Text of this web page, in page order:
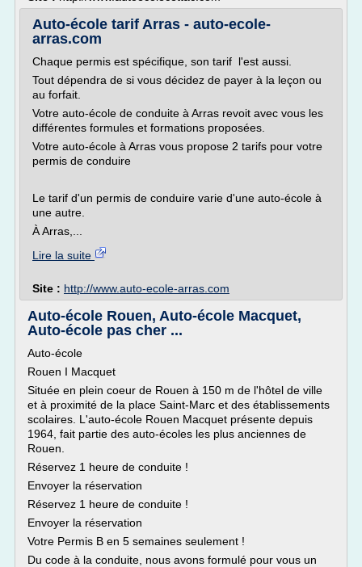
Auto-école tarif Arras - auto-ecole-
arras.com
Chaque permis est spécifique, son tarif l'est aussi.
Tout dépendra de si vous décidez de payer à la leçon ou
au forfait.
Votre auto-école de conduite à Arras revoit avec vous les
différentes formules et formations proposées.
Votre auto-école à Arras vous propose 2 tarifs pour votre
permis de conduire
Le tarif d'un permis de conduire varie d'une auto-école à
une autre.
À Arras,...
Lire la suite
Site : http://www.auto-ecole-arras.com
Auto-école Rouen, Auto-école Macquet,
Auto-école pas cher ...
Auto-école
Rouen I Macquet
Située en plein coeur de Rouen à 150 m de l'hôtel de ville
et à proximité de la place Saint-Marc et des établissements
scolaires. L'auto-école Rouen Macquet présente depuis
1964, fait partie des auto-écoles les plus anciennes de
Rouen.
Réservez 1 heure de conduite !
Envoyer la réservation
Réservez 1 heure de conduite !
Envoyer la réservation
Votre Permis B en 5 semaines seulement !
Du code à la conduite, nous avons formulé pour vous un